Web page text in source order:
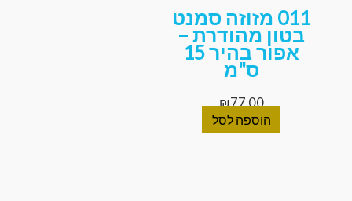
011 מזוזה סמנט
בטון מהודרת –
אפור בהיר 15
₪77.00
הוספה לסל